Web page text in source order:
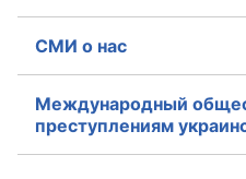
СМИ о нас
Международный
преступлениям